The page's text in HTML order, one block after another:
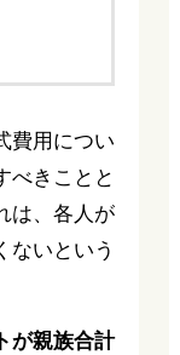
費用につい
べきことと
は、各人が
ないという
が親族合計